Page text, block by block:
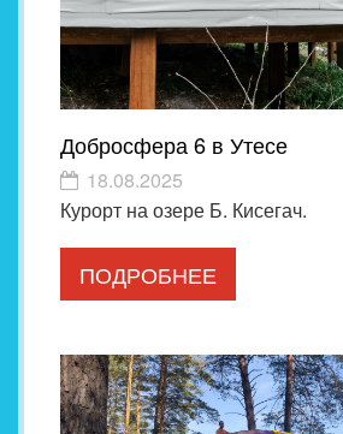
Добросфера 6 в Утесе
18.08.2025
Курорт на озере Б. Кисегач.
ПОДРОБНЕЕ